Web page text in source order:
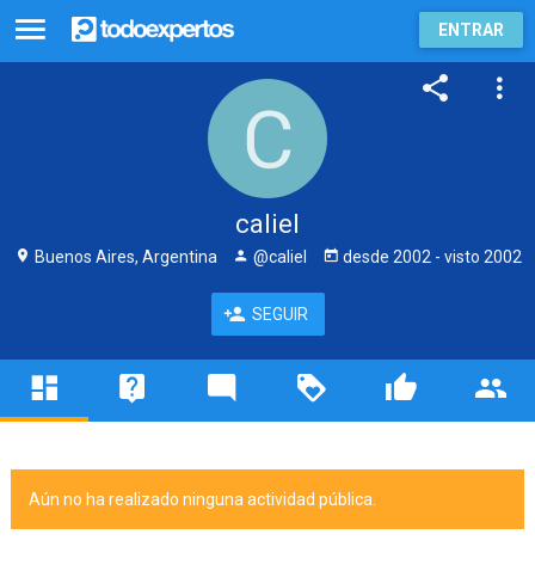
ENTRAR
caliel
Buenos Aires, Argentina @caliel desde 2002 - visto 2002
SEGUIR
Aún no ha realizado ninguna actividad pública.